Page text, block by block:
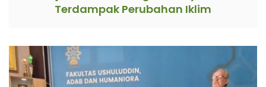
Terdampak Perubahan Iklim